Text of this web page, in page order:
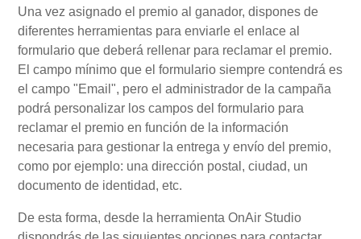
Una vez asignado el premio al ganador, dispones de
diferentes herramientas para enviarle el enlace al
formulario que deberá rellenar para reclamar el premio.
El campo mínimo que el formulario siempre contendrá es
el campo "Email", pero el administrador de la campaña
podrá personalizar los campos del formulario para
reclamar el premio en función de la información
necesaria para gestionar la entrega y envío del premio,
como por ejemplo: una dirección postal, ciudad, un
documento de identidad, etc.
De esta forma, desde la herramienta OnAir Studio